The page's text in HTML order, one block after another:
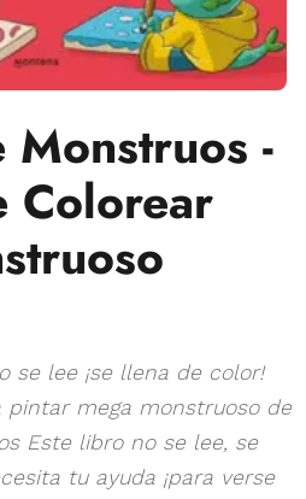
Monstruos -
Colorear
se lee ¡se llena de color!
pintar mega monstruoso de
Este libro no se lee, se
tu ayuda ¡para verse